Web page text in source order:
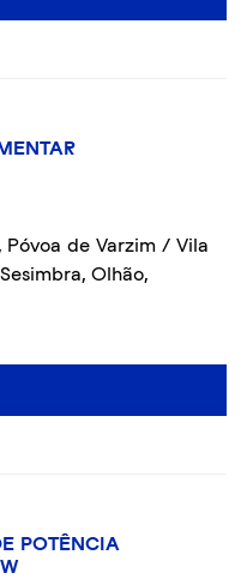
Póvoa de Varzim / Vila
Olhão,
POTÊNCIA